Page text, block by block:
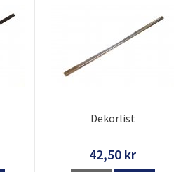
Dekorlist
42,50 kr